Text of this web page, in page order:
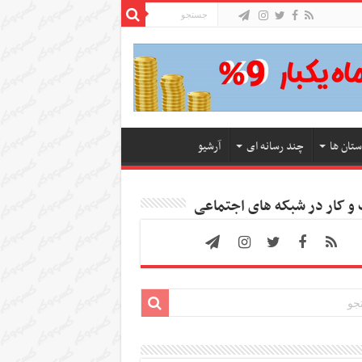
ها چند رسانه ای آرشیو
کار در شبکه های اجتماعی